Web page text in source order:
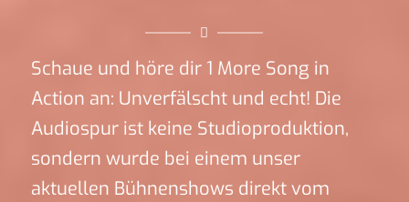
Schaue und höre dir 1 More Song in
Action an: Unverfälscht und echt! Die
Audiospur ist keine Studioproduktion,
sondern wurde bei einem unser
aktuellen Bühnenshows direkt vom